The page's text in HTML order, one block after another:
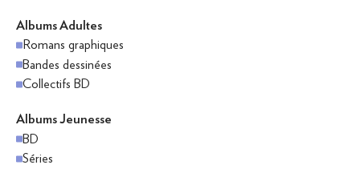
Albums Adultes
Romans graphiques
Bandes dessinées
Collectifs BD
Albums Jeunesse
BD
Séries